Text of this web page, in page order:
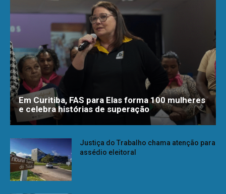
Em Curitiba, FAS para Elas forma 100 mulheres
e celebra histórias de superação
Justiça do Trabalho chama atenção para
assédio eleitoral